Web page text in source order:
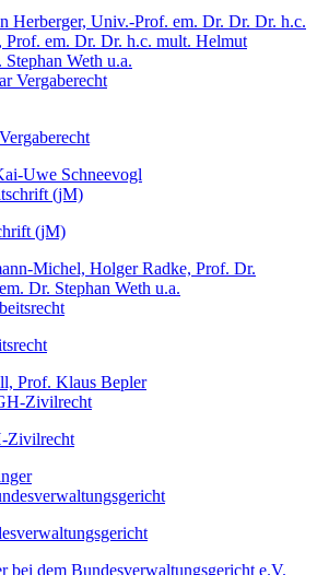
Herberger, Univ.-Prof. em. Dr. Dr. Dr. h.c.
em. Dr. Dr. h.c. mult. Helmut
Weth u.a.
Uwe Schneevogl
(jM)
Michel, Holger Radke, Prof. Dr.
Dr. Stephan Weth u.a.
Prof. Klaus Bepler
Zivilrecht
bei dem Bundesverwaltungsgericht e.V.